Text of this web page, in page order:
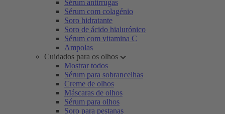
Sérum antirrugas
Sérum com colagénio
Soro hidratante
Soro de ácido hialurónico
Sérum com vitamina C
Ampolas
Cuidados para os olhos
Mostrar todos
Sérum para sobrancelhas
Creme de olhos
Máscaras de olhos
Sérum para olhos
Soro para pestanas